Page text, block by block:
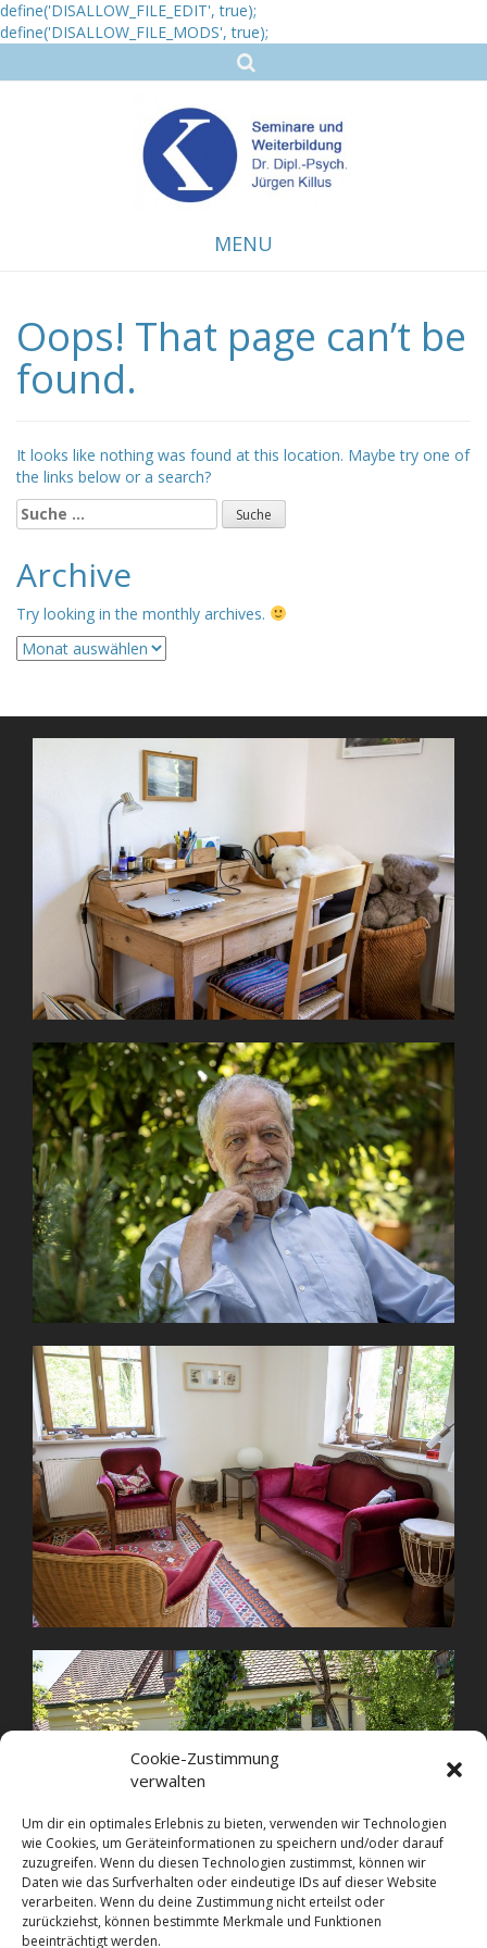
Cookie-Zustimmung
verwalten
Um dir ein optimales Erlebnis zu bieten, verwenden wir Technologien
wie Cookies, um Geräteinformationen zu speichern und/oder darauf
zuzugreifen. Wenn du diesen Technologien zustimmst, können wir
Daten wie das Surfverhalten oder eindeutige IDs auf dieser Website
verarbeiten. Wenn du deine Zustimmung nicht erteilst oder
zurückziehst, können bestimmte Merkmale und Funktionen
beeinträchtigt werden.
define('DISALLOW_FILE_EDIT', true);
define('DISALLOW_FILE_MODS', true);
MENU
to
content
Oops! That page can’t be
found.
It looks like nothing was found at this location. Maybe try one of
the links below or a search?
Suche
nach:
Archive
Try looking in the monthly archives.
Archive